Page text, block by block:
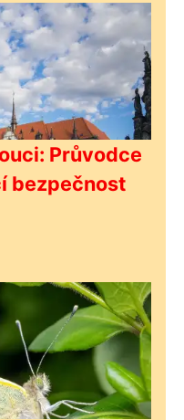
Průvodce
bezpečnost